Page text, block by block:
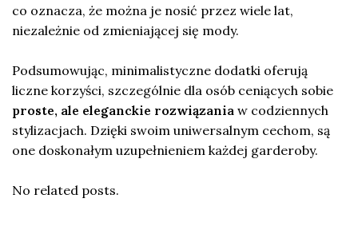
co oznacza, że można je nosić przez wiele lat,
niezależnie od zmieniającej się mody.
Podsumowując, minimalistyczne dodatki oferują
liczne korzyści, szczególnie dla osób ceniących sobie
proste, ale eleganckie rozwiązania w codziennych
stylizacjach. Dzięki swoim uniwersalnym cechom, są
one doskonałym uzupełnieniem każdej garderoby.
No related posts.